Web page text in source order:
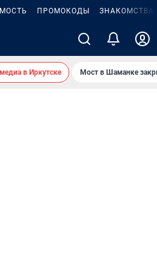
ПРОМОКОДЫ ЗНАКОМСТВА
в Иркутске Мост в Шаманке